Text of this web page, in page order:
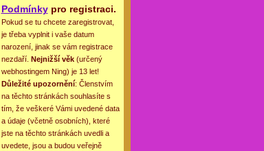
Podmínkypro registraci.
Pokud se tu chcete zaregistrovat,
je třeba vyplnit i vaše datum
narození, jinak se vám registrace
nezdaří. Nejnižší věk(určený
webhostingem Ning) je 13 let!
Důležité upozornění: Členstvím
na těchto stránkách souhlasíte s
tím, že veškeré Vámi uvedené data
a údaje (včetně osobních), které
jste na těchto stránkách uvedli a
uvedete, jsou a budou veřejně